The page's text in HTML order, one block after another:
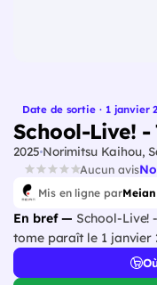
Date de sortie · 1 janvier
School-Live! -
2025 Norimitsu Kaihou,
Aucun avis
Mis en ligne parMeian
En bref — School-Live!
tome paraît le 1 janvier